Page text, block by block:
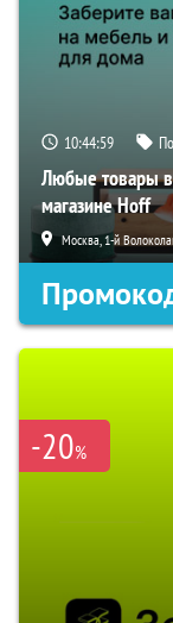
10:44:58
Любые товары
магазине Hoff
Москва, 1-й
-20%